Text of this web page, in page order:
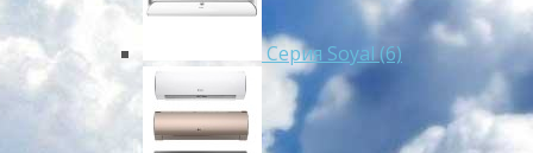
Cерия Soyal (6)